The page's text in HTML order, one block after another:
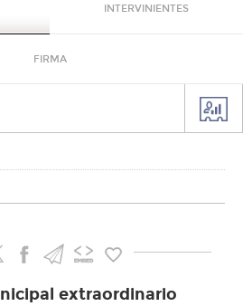
INTERVINIENTES
FIRMA
extraordinario